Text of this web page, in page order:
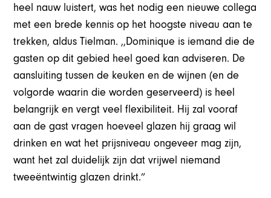
heel nauw luistert, was het nodig een nieuwe collega
met een brede kennis op het hoogste niveau aan te
trekken, aldus Tielman. ,,Dominique is iemand die de
gasten op dit gebied heel goed kan adviseren. De
aansluiting tussen de keuken en de wijnen (en de
volgorde waarin die worden geserveerd) is heel
belangrijk en vergt veel flexibiliteit. Hij zal vooraf
aan de gast vragen hoeveel glazen hij graag wil
drinken en wat het prijsniveau ongeveer mag zijn,
want het zal duidelijk zijn dat vrijwel niemand
tweeëntwintig glazen drinkt.”